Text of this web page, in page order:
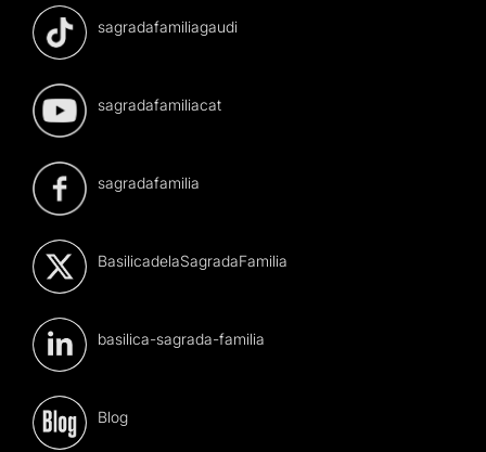
sagradafamiliagaudi
sagradafamiliacat
sagradafamilia
BasilicadelaSagradaFamilia
basilica-sagrada-familia
Blog